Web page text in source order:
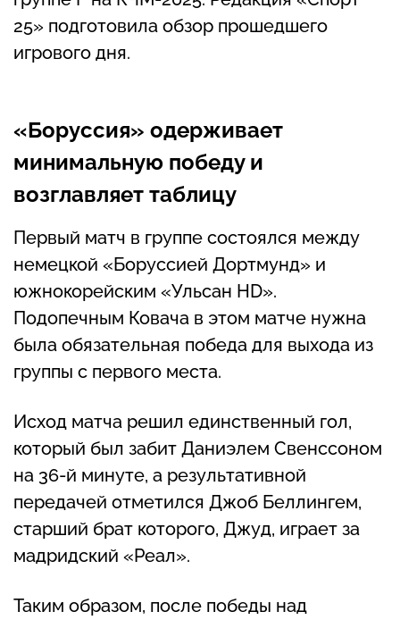
25» подготовила обзор прошедшего
игрового дня.
«Боруссия» одерживает
минимальную победу и
возглавляет таблицу
Первый матч в группе состоялся между
немецкой «Боруссией Дортмунд» и
южнокорейским «Ульсан HD».
Подопечным Ковача в этом матче нужна
была обязательная победа для выхода из
группы с первого места.
Исход матча решил единственный гол,
который был забит Даниэлем Свенссоном
на 36-й минуте, а результативной
передачей отметился Джоб Беллингем,
старший брат которого, Джуд, играет за
мадридский «Реал».
Таким образом, после победы над